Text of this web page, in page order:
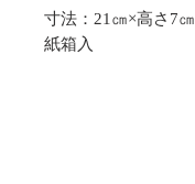
寸法：21㎝×高さ7㎝
紙箱入